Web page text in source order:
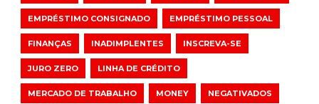
EMPRÉSTIMO CONSIGNADO EMPRÉSTIMO PESSOAL
FINANÇAS INADIMPLENTES INSCREVA-SE
JURO ZERO LINHA DE CRÉDITO
MERCADO DE TRABALHO MONEY NEGATIVADOS